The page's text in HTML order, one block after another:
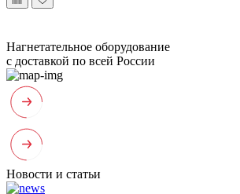
Нагнетательное оборудование
с доставкой по всей России
Новости и статьи